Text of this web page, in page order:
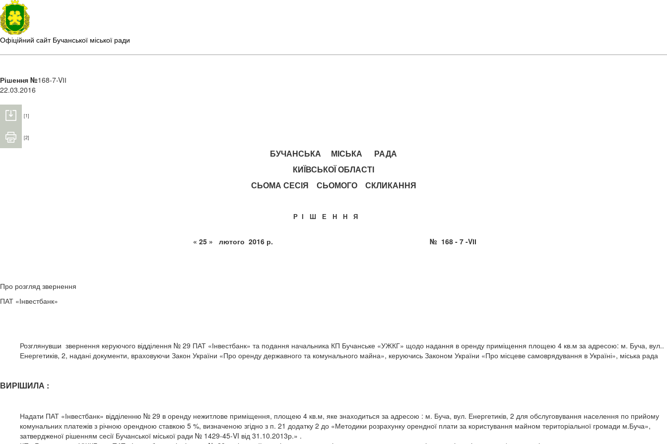
Офіційний сайт Бучанської міської ради
Рішення №168-7-VІІ
22.03.2016
[1]
[2]
БУЧАНСЬКА МІСЬКА РАДА
КИЇВСЬКОЇ ОБЛАСТІ
СЬОМА СЕСІЯ СЬОМОГО СКЛИКАННЯ
Р І Ш Е Н Н Я
« 25 » лютого 2016 р. № 168 - 7 -VІІ
Про розгляд звернення
ПАТ «Інвестбанк»
Розглянувши звернення керуючого відділення № 29 ПАТ «Інвестбанк» та подання начальника КП Бучанське «УЖКГ» щодо надання в оренду приміщення площею 4 кв.м за адресою: м. Буча, вул..
Енергетиків, 2, надані документи, враховуючи Закон України «Про оренду державного та комунального майна», керуючись Законом України «Про місцеве самоврядування в Україні», міська рада
ВИРІШИЛА :
Надати ПАТ «Інвестбанк» відділенню № 29 в оренду нежитлове приміщення, площею 4 кв.м, яке знаходиться за адресою : м. Буча, вул. Енергетиків, 2 для обслуговування населення по прийому
комунальних платежів з річною орендною ставкою 5 %, визначеною згідно з п. 21 додатку 2 до «Методики розрахунку орендної плати за користування майном територіальної громади м.Буча»,
затвердженої рішенням сесії Бучанської міської ради № 1429-45-VI від 31.10.2013р.» .